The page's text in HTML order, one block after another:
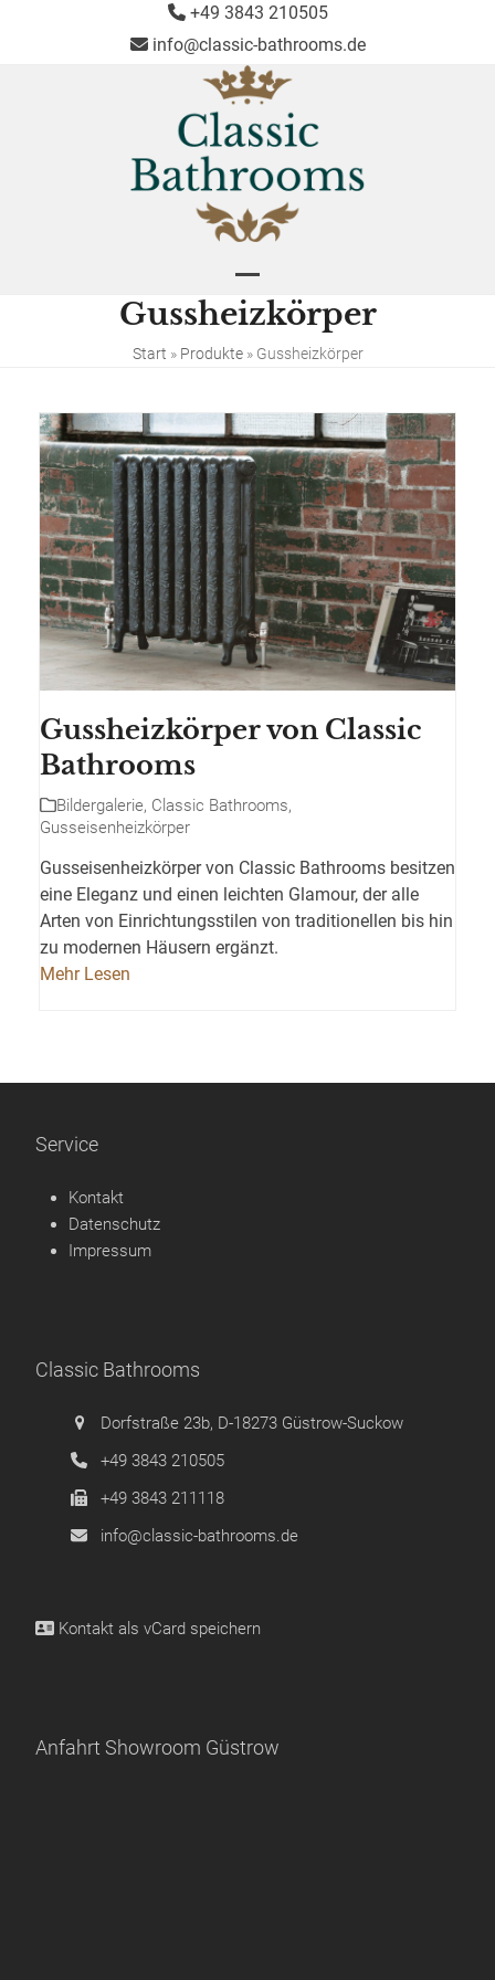
+49 3843 210505
info@classic-bathrooms.de
Open
mobile
menu
Close
mobile
menu
Gussheizkörper
Start » Produkte» Gussheizkörper
Gussheizkörper von Classic
Bathrooms
Bildergalerie, Classic Bathrooms,
Gusseisenheizkörper
Gusseisenheizkörper von Classic Bathrooms besitzen
eine Eleganz und einen leichten Glamour, der alle
Arten von Einrichtungsstilen von traditionellen bis hin
zu modernen Häusern ergänzt.
Mehr Lesen
Service
Kontakt
Datenschutz
Impressum
Classic Bathrooms
Dorfstraße 23b, D-18273 Güstrow-Suckow
+49 3843 210505
+49 3843 211118
info@classic-bathrooms.de
Kontakt alsvCard speichern
Anfahrt Showroom Güstrow